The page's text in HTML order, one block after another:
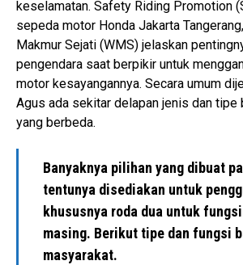
keselamatan. Safety Riding Promotion
sepeda motor Honda Jakarta
Makmur Sejati (WMS) jelaskan
pengendara saat berpikir untuk
motor kesayangannya. Secara umum
Agus ada sekitar delapan jenis dan tipe
yang berbeda.
Banyaknya pilihan yang dibuat
tentunya disediakan untuk
khususnya roda dua untuk
masing. Berikut tipe dan fungsi
masyarakat.